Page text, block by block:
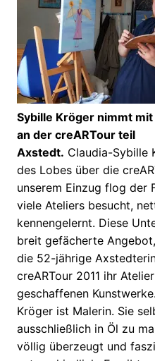
Sybille Kröger nimmt
an der creARTour teil
Axstedt. Claudia-Sybille
des Lobes über die
unserem Einzug flog der
viele Ateliers besucht,
kennengelernt. Diese
breit gefächerte
die 52-jährige
creARTour 2011 ihr
geschaffenen Kunstwerke.
Kröger ist Malerin. Sie
ausschließlich in Öl zu
völlig überzeugt und